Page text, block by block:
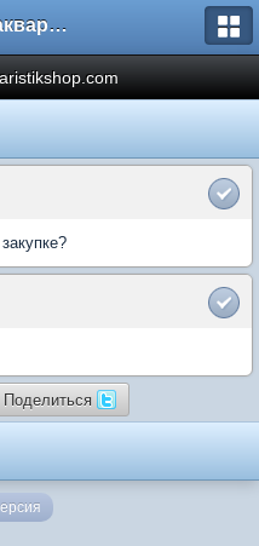
Морской аквариум. Форумы ReefCentral.ru
Поделиться